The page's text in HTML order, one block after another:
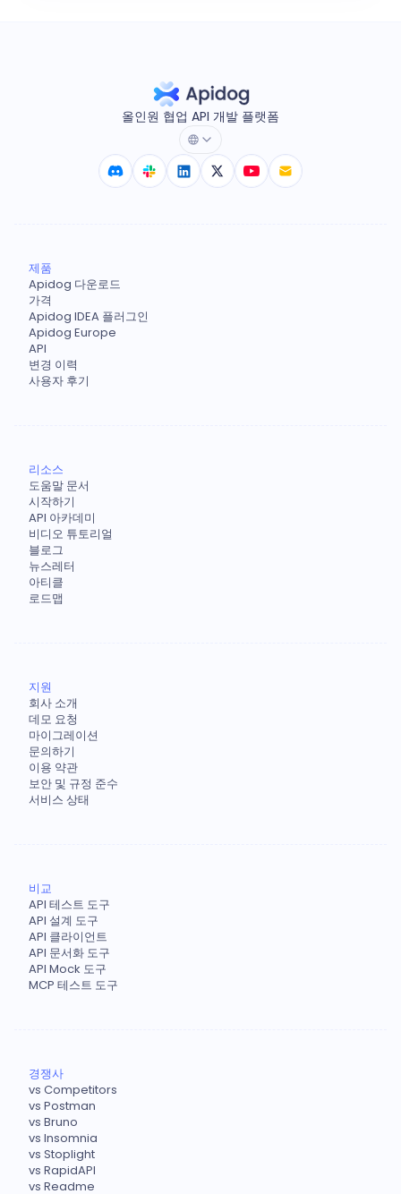
올인원 협업 API 개발 플랫폼
제품
Apidog 다운로드
가격
Apidog IDEA 플러그인
Apidog Europe
API
변경 이력
사용자 후기
리소스
도움말 문서
시작하기
API 아카데미
비디오 튜토리얼
블로그
뉴스레터
아티클
로드맵
지원
회사 소개
데모 요청
마이그레이션
문의하기
이용 약관
보안 및 규정 준수
서비스 상태
비교
API 테스트 도구
API 설계 도구
API 클라이언트
API 문서화 도구
API Mock 도구
MCP 테스트 도구
경쟁사
vs Competitors
vs Postman
vs Bruno
vs Insomnia
vs Stoplight
vs RapidAPI
vs Readme